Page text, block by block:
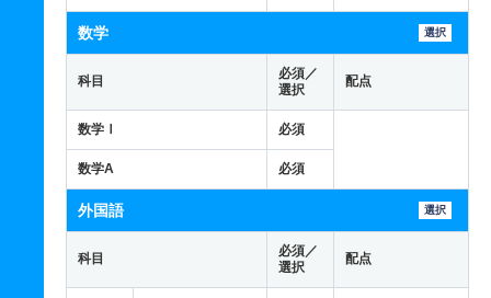
数学 選択
科目
必須／
選択
配点
数学Ⅰ 必須
数学A 必須
外国語 選択
科目
必須／
選択
配点